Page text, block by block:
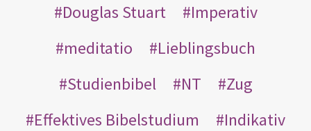
Douglas Stuart
Imperativ
meditatio
Lieblingsbuch
Studienbibel
NT
Zug
Effektives Bibelstudium
Indikativ